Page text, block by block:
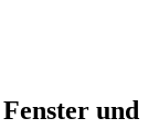
und